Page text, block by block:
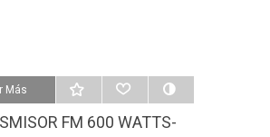
Más
FM 600 WATTS-